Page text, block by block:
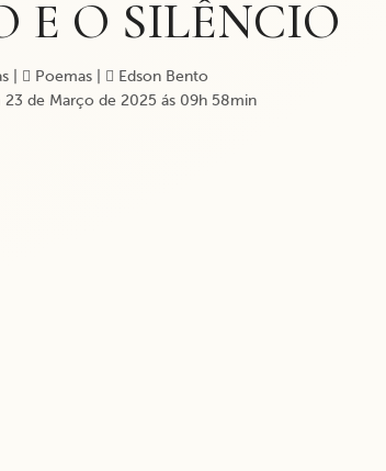
E O SILÊNCIO
| Poemas|
Edson Bento
23 de Março de 2025 ás 09h 58min